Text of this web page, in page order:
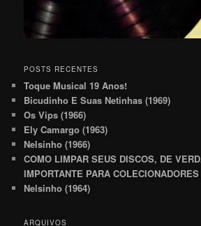
POSTS RECENTES
Toque Musical 19 Anos!
Bicudinho E Suas Netinhas (1969)
Os Vips (1966)
Ely Camargo (1963)
Nelsinho (1966)
COMO LIMPAR SEUS DISCOS, DE
IMPORTANTE PARA COLECIONADORES
Nelsinho (1964)
ARQUIVOS